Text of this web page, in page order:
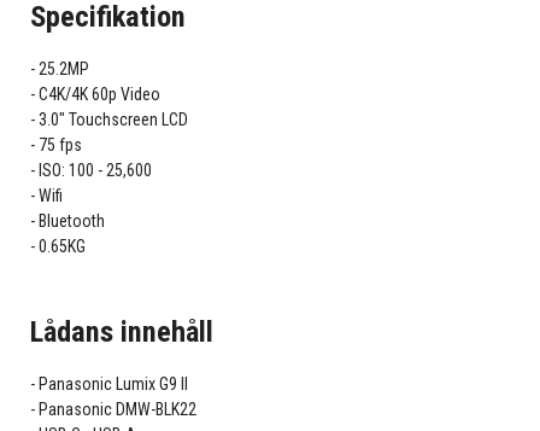
Specifikation
25.2MP
C4K/4K 60p Video
3.0" Touchscreen LCD
75 fps
ISO: 100 - 25,600
Wifi
Bluetooth
0.65KG
Lådans innehåll
Panasonic Lumix G9 II
Panasonic DMW-BLK22